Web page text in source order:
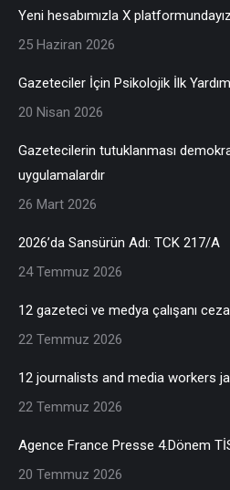
Yeni hesabımızla X platformundayız
25 Haziran 2026
Gazeteciler İçin Psikolojik İlk
20 Nisan 2026
Gazetecilerin tutuklanması
uygulamalardır
26 Mart 2026
2026’da Sansürün Adı: TCK 217/A
24 Temmuz 2026
12 gazeteci ve medya çalışanı
22 Temmuz 2026
12 journalists and media workers
22 Temmuz 2026
Agence France Presse 4.Dönem
20 Temmuz 2026